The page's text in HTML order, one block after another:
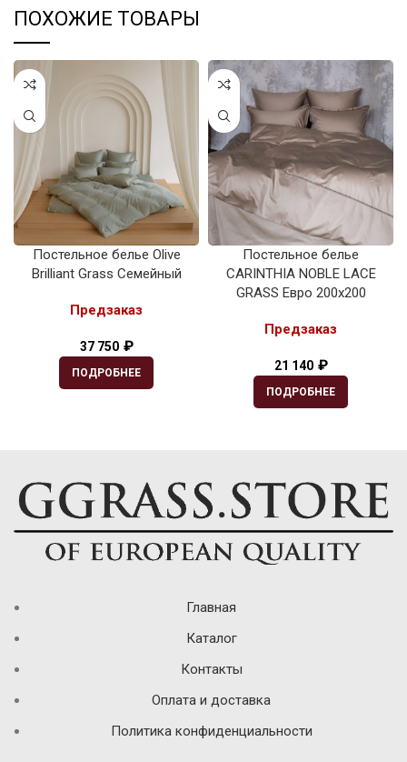
ПОХОЖИЕ ТОВАРЫ
Постельное белье Olive
Brilliant Grass Семейный
Предзаказ
37 750 ₽
ПОДРОБНЕЕ
Постельное белье
CARINTHIA NOBLE LACE
GRASS Евро 200х200
Предзаказ
21 140 ₽
ПОДРОБНЕЕ
Главная
Каталог
Контакты
Оплата и доставка
Политика конфиденциальности